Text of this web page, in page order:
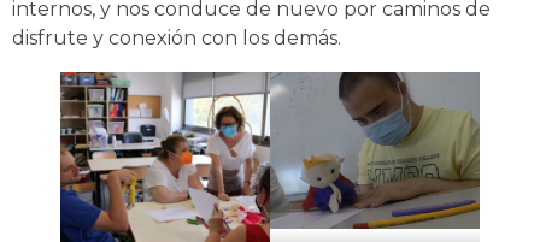
internos, y nos conduce de nuevo por caminos de
disfrute y conexión con los demás.